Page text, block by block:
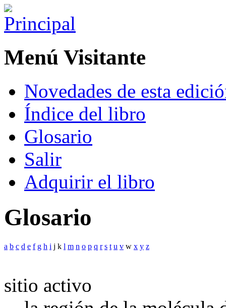
Menú Visitante
Novedades de esta
Índice del libro
Glosario
Salir
Adquirir el libro
Glosario
a b c d e f g h i j k l m n o p q r s t u v w x y z
sitio activo